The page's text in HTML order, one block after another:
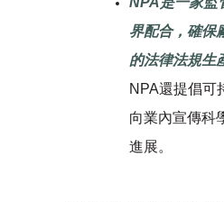
界配合，確保
的法律法規生
NPA還提倡可
向業內宣傳科
進展。